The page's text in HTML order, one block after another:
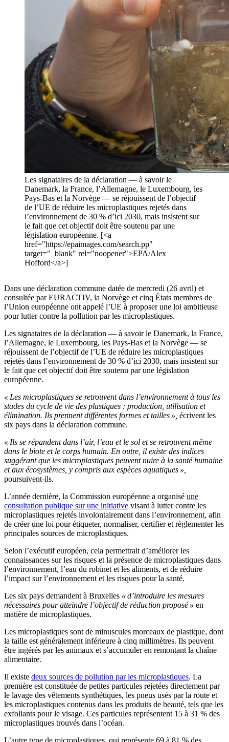
Les signataires de la déclaration — à savoir le
Danemark, la France, l’Allemagne, le Luxembourg, les
Pays-Bas et la Norvège — se réjouissent de l’objectif
de l’UE de réduire les microplastiques rejetés dans
l’environnement de 30 % d’ici 2030, mais insistent sur
le fait que cet objectif doit être soutenu par une
législation européenne. [<a
href="https://epaimages.com/search.pp"
target="_blank" rel="noopener">EPA/Alex
Hofford</a>]
Dans une déclaration commune datée de mercredi (26 avril) et
consultée par EURACTIV, la Norvège et cinq États membres de
l’Union européenne ont appelé l’UE à proposer une loi ambitieuse
pour lutter contre la pollution par les microplastiques.
Les signataires de la déclaration — à savoir le Danemark, la France,
l’Allemagne, le Luxembourg, les Pays-Bas et la Norvège — se
réjouissent de l’objectif de l’UE de réduire les microplastiques
rejetés dans l’environnement de 30 % d’ici 2030, mais insistent sur
le fait que cet objectif doit être soutenu par une législation
européenne.
« Les microplastiques se retrouvent dans l’environnement à tous les
stades du cycle de vie des plastiques : production, utilisation et
élimination. Ils prennent différentes formes et tailles », écrivent les
six pays dans la déclaration commune.
« Ils se répandent dans l’air, l’eau et le sol et se retrouvent même
dans le biote et le corps humain. En outre, il existe des indices
suggérant que les microplastiques peuvent nuire à la santé humaine
et aux écosystèmes, y compris aux espèces aquatiques »,
poursuivent-ils.
L’année dernière, la Commission européenne a organisé une
consultation publique sur une initiative visant à lutter contre les
microplastiques rejetés involontairement dans l’environnement, afin
de créer une loi pour étiqueter, normaliser, certifier et règlementer les
principales sources de microplastiques.
Selon l’exécutif européen, cela permettrait d’améliorer les
connaissances sur les risques et la présence de microplastiques dans
l’environnement, l’eau du robinet et les aliments, et de réduire
l’impact sur l’environnement et les risques pour la santé.
Les six pays demandent à Bruxelles « d’introduire les mesures
nécessaires pour atteindre l’objectif de réduction proposé » en
matière de microplastiques.
Les microplastiques sont de minuscules morceaux de plastique, dont
la taille est généralement inférieure à cinq millimètres. Ils peuvent
être ingérés par les animaux et s’accumuler en remontant la chaîne
alimentaire.
Il existe deux sources de pollution par les microplastiques. La
première est constituée de petites particules rejetées directement par
le lavage des vêtements synthétiques, les pneus usés par la route et
les microplastiques contenus dans les produits de beauté, tels que les
exfoliants pour le visage. Ces particules représentent 15 à 31 % des
microplastiques trouvés dans l’océan.